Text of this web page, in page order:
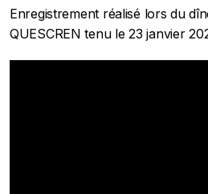
Enregistrement réalisé lors du
QUESCREN tenu le 23 janvier